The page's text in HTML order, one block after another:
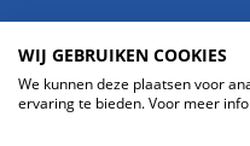
© 2026
WIJ GEBRUIKEN COOKIES
We kunnen deze plaatsen voor
ervaring te bieden. Voor meer